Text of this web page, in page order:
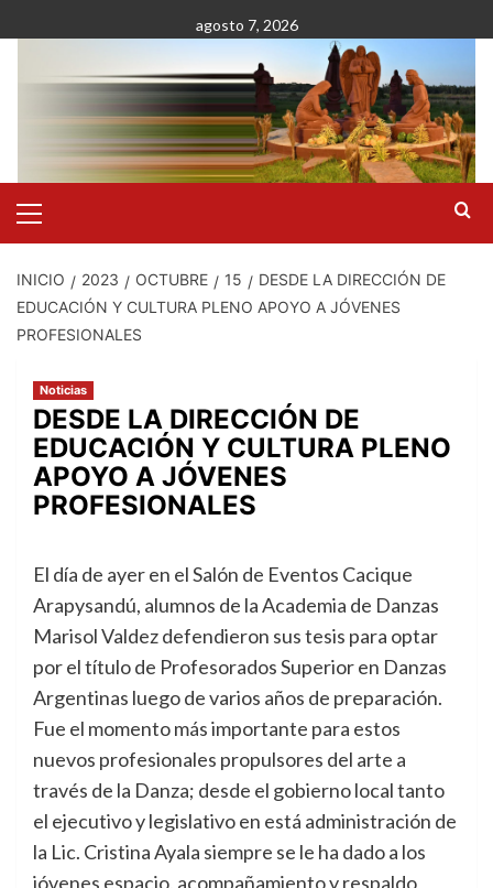
al
agosto 7, 2026
primario
INICIO 2023 OCTUBRE 15
DESDE LA DIRECCIÓN DE
EDUCACIÓN Y CULTURA PLENO APOYO A JÓVENES
PROFESIONALES
Noticias
DESDE LA DIRECCIÓN DE
EDUCACIÓN Y CULTURA PLENO
APOYO A JÓVENES
PROFESIONALES
El día de ayer en el Salón de Eventos Cacique
Arapysandú, alumnos de la Academia de Danzas
Marisol Valdez defendieron sus tesis para optar
por el título de Profesorados Superior en Danzas
Argentinas luego de varios años de preparación.
Fue el momento más importante para estos
nuevos profesionales propulsores del arte a
través de la Danza; desde el gobierno local tanto
el ejecutivo y legislativo en está administración de
la Lic. Cristina Ayala siempre se le ha dado a los
jóvenes espacio, acompañamiento y respaldo